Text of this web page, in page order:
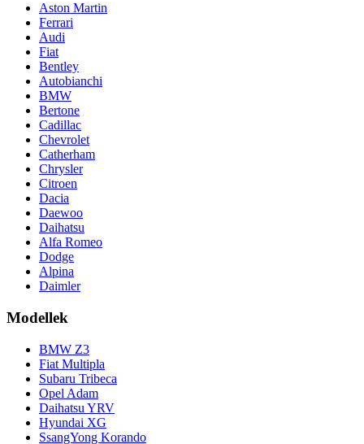
Aston Martin
Ferrari
Audi
Fiat
Bentley
Autobianchi
BMW
Bertone
Cadillac
Chevrolet
Catherham
Chrysler
Citroen
Dacia
Daewoo
Daihatsu
Alfa Romeo
Dodge
Alpina
Daimler
Modellek
BMW Z3
Fiat Multipla
Subaru Tribeca
Opel Adam
Daihatsu YRV
Hyundai XG
SsangYong Korando